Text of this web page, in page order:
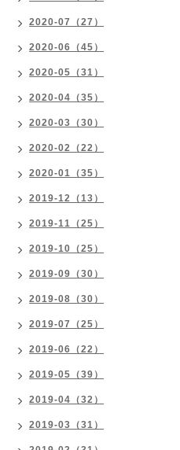
2020-07（27）
2020-06（45）
2020-05（31）
2020-04（35）
2020-03（30）
2020-02（22）
2020-01（35）
2019-12（13）
2019-11（25）
2019-10（25）
2019-09（30）
2019-08（30）
2019-07（25）
2019-06（22）
2019-05（39）
2019-04（32）
2019-03（31）